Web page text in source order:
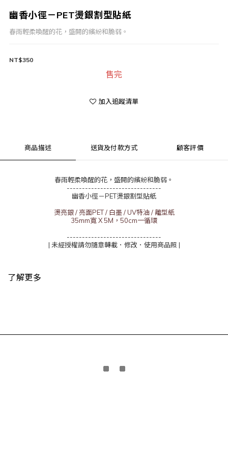
幽香小徑－PET燙銀割型貼紙
春雨輕柔喚醒的花，盛開的繽紛和脆弱。
NT$350
售完
加入追蹤清單
商品描述 送貨及付款方式 顧客評價
春雨輕柔喚醒的花，盛開的繽紛和脆弱。
-------------------------------
幽香小徑－PET燙銀割型貼紙
燙亮銀 /亮面PET/ 白墨/UV特油 /離型紙
35mm寬 X 5M，50cm一循環
-------------------------------
| 未經授權請勿隨意轉載．修改．使用商品照 |
了解更多